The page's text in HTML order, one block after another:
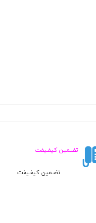
تضـمین کیفـیفت
تضـمین کیفـیفت